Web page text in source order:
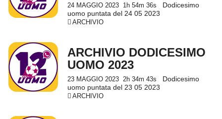
24 MAGGIO 2023 1h 54m 36s
Dodicesimo
uomo puntata del 24 05 2023
ARCHIVIO
ARCHIVIO DODICESIMO
UOMO 2023
23 MAGGIO 2023 2h 34m 43s
Dodicesimo
uomo puntata del 23 05 2023
ARCHIVIO